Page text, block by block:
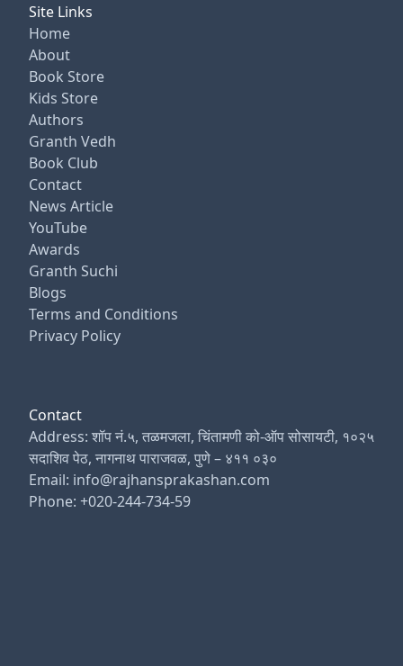
Site Links
Home
About
Book Store
Kids Store
Authors
Granth Vedh
Book Club
Contact
News Article
YouTube
Awards
Granth Suchi
Blogs
Terms and Conditions
Privacy Policy
Contact
Address: शॉप नं.५, तळमजला, चिंतामणी को-ऑप सोसायटी, १०२५
सदाशिव पेठ, नागनाथ पाराजवळ, पुणे – ४११ ०३०
Email: info@rajhansprakashan.com
Phone: +020-244-734-59